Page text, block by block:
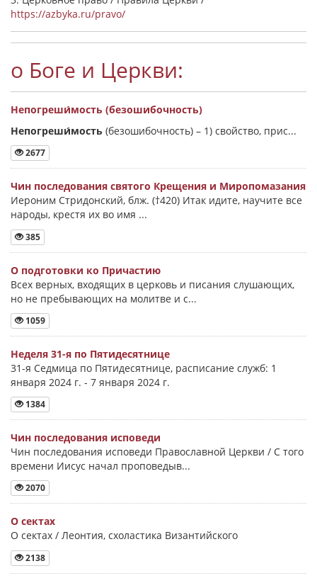
https://azbyka.ru/pravo/
о Боге и Церкви:
Непогреши́мость (безошибочность)
Непогреши́мость (безошибочность) – 1) свойство, прис...
2677
Чин последования святого Крещения и Миропомазания
Иероним Стридонский, блж. (†420) Итак идите, научите все
народы, крестя их во имя ...
385
О подготовки ко Причастию
Всех верных, входящих в церковь и писания слушающих,
но не пребывающих на молитве и с...
1059
Неделя 31-я по Пятидесятнице
31-я Седмица по Пятидесятнице, расписание служб: 1
января 2024 г. - 7 января 2024 г.
1384
Чин последования исповеди
Чин последования исповеди Православной Церкви / С того
времени Иисус начал проповедыв...
2070
О сектах
О сектах / Леонтия, схоластика Византийского
2138